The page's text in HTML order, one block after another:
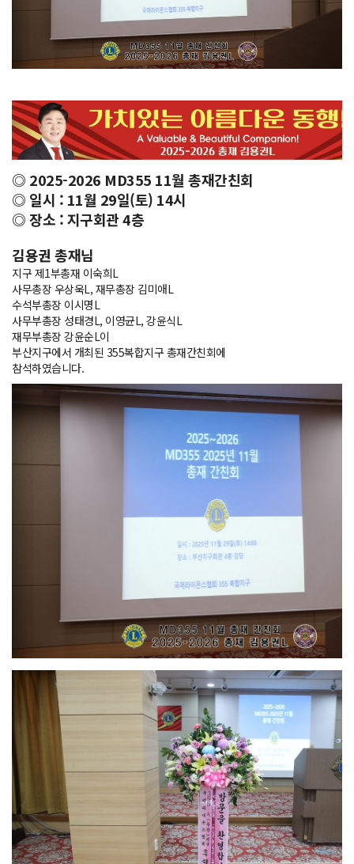
◎ 2025-2026 MD355 11월 총재간친회
◎ 일시 : 11월 29일(토) 14시
◎ 장소 : 지구회관 4층
김용권 총재님
지구 제1부총재 이숙희L
사무총장 우상욱L, 재무총장 김미애L
수석부총장 이시명L
사무부총장 성태경L, 이영균L, 강윤식L
재무부총장 강윤순L이
부산지구에서 개최된 355복합지구 총재간친회에
참석하였습니다.